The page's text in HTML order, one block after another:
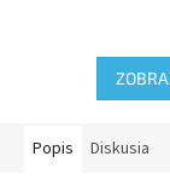
Popis Diskusia